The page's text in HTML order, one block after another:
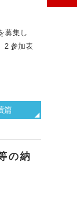
募集し
2 参加表
篇
の納